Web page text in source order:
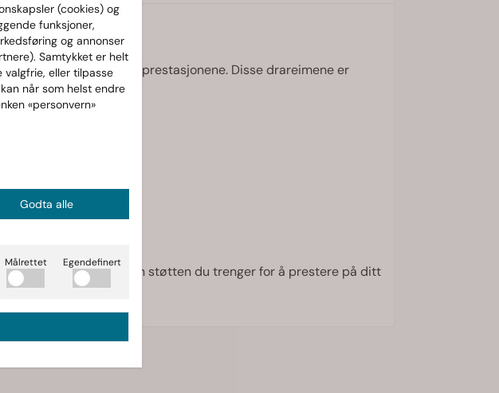
å øke styrken og prestasjonene. Disse drareimene er
gi deg det grepet og den støtten du trenger for å prestere på ditt
(cookies) og
funksjoner,
og annonser
Samtykket er helt
valgfrie, eller tilpasse
når som helst endre
«personvern»
Godta alle
Målrettet Egendefinert